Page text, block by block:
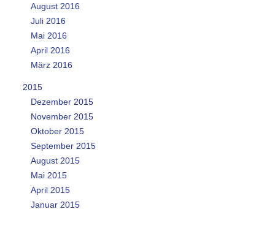
August 2016
Juli 2016
Mai 2016
April 2016
März 2016
2015
Dezember 2015
November 2015
Oktober 2015
September 2015
August 2015
Mai 2015
April 2015
Januar 2015